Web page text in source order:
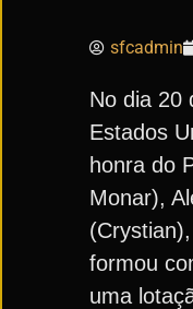
sfcadmin
No dia 20
Estados
honra do
Monar),
formou
uma